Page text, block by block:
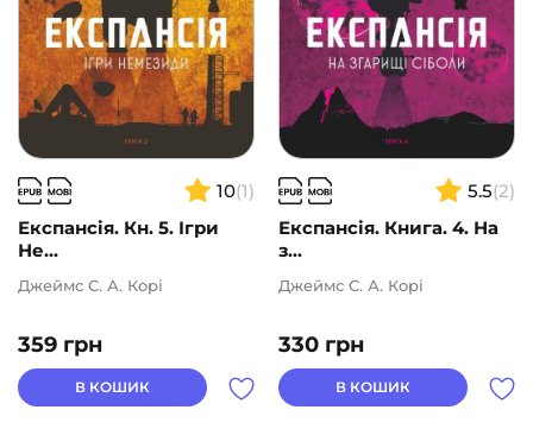
10(1)
Експансія. Кн. 5. Ігри
Не...
359 грн
Джеймс С. А. Корі
В КОШИК
5.5(2)
Експансія. Книга. 4. На
з...
330 грн
Джеймс С. А. Корі
В КОШИК